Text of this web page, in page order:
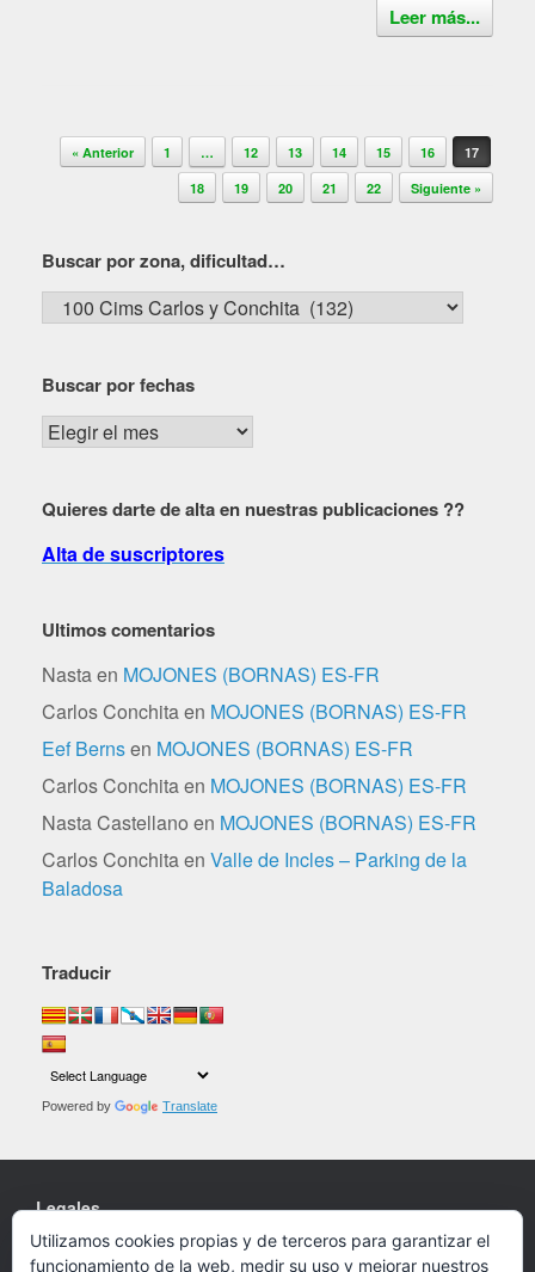
Leer más...
Navegador de artículos
« Anterior 1 … 12 13 14 15 16
17
18
19 20 21 22 Siguiente »
Buscar por zona, dificultad…
Buscar
por
dificultad…
Buscar por fechas
Buscar
por
Quieres darte de alta en nuestras publicaciones ??
Alta de suscriptores
Ultimos comentarios
Nastaen MOJONES (BORNAS) ES-FR
Carlos Conchitaen MOJONES (BORNAS) ES-FR
Eef Bernsen MOJONES (BORNAS) ES-FR
Carlos Conchitaen MOJONES (BORNAS) ES-FR
Nasta Castellano en MOJONES (BORNAS) ES-FR
Carlos Conchitaen Valle de Incles – Parking de la
Baladosa
Traducir
Powered by Translate
Legales
Cookies
Utilizamos cookies propias y de terceros para garantizar el
funcionamiento de la web, medir su uso y mejorar nuestros